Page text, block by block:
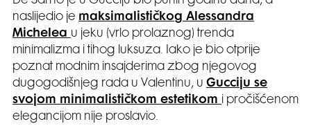
naslijedio je maksimalističkog Alessandra
Michelea u jeku (vrlo prolaznog) trenda
minimalizma i tihog luksuza. Iako je bio otprije
poznat modnim insajderima zbog njegovog
dugogodišnjeg rada u Valentinu, u Gucciju se
svojom minimalističkom estetikom
i pročišćenom
elegancijom nije proslavio.